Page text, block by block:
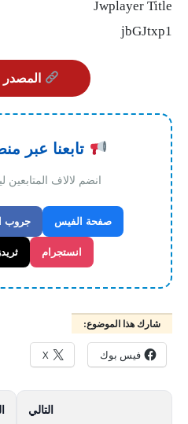
Jwplayer Title
jbGJtxp1
المصدر
تابعنا عبر
انضم لالاف المتابعين
صفحة الفيس جروب
انستجرام ثريدز
شارك هذا الموضوع:
فيس بوك X
التالي